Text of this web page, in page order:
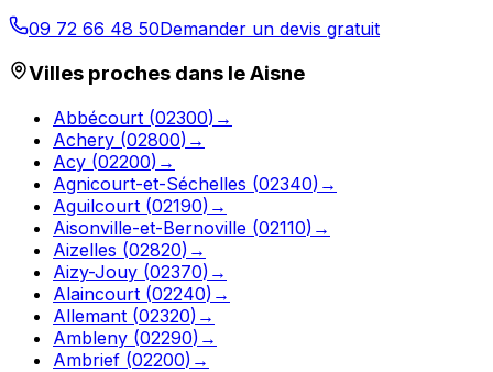
09 72 66 48 50Demander un devis gratuit
Villes proches dans leAisne
Abbécourt (02300) →
Achery (02800) →
Acy (02200) →
Agnicourt-et-Séchelles (02340) →
Aguilcourt (02190) →
Aisonville-et-Bernoville (02110) →
Aizelles (02820) →
Aizy-Jouy (02370) →
Alaincourt (02240) →
Allemant (02320) →
Ambleny (02290) →
Ambrief (02200) →